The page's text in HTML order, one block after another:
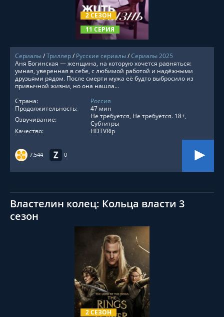
2 СЕЗОН
11 СЕРИЯ
Сериалы/Триллер/ Русские сериалы/Сериалы 2025
7.544 0
Аня Богинская — женщина, на которую хочется равняться:
умная, уверенная в себе, с любимой работой и надёжными
друзьями рядом. После смерти мужа её будто выбросило из
привычной жизни, но она нашла...
Страна:
Россия
Продолжительность:
47 мин
Озвучивание:
Не требуется, Не требуется. 18+,
Субтитры
Качество:
HDTVRip
Властелин колец: Кольца власти 3
сезон
2 СЕЗОН
СМОТРЕТЬ ОНЛАЙН